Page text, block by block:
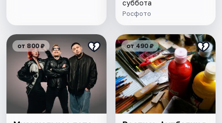
бессознательное
суббота
Росфото
от 800 ₽ от 490 ₽